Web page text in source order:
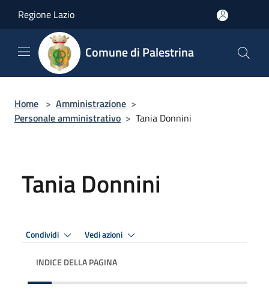
Regione Lazio
Comune di Palestrina
Home > Amministrazione >
Personale amministrativo > Tania Donnini
Tania Donnini
Condividi Vedi azioni
INDICE DELLA PAGINA